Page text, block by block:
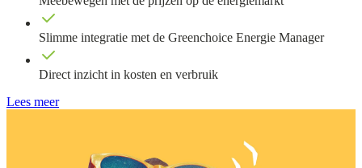
Slimme integratie met de Greenchoice Energie Manager
Direct inzicht in kosten en verbruik
Lees meer